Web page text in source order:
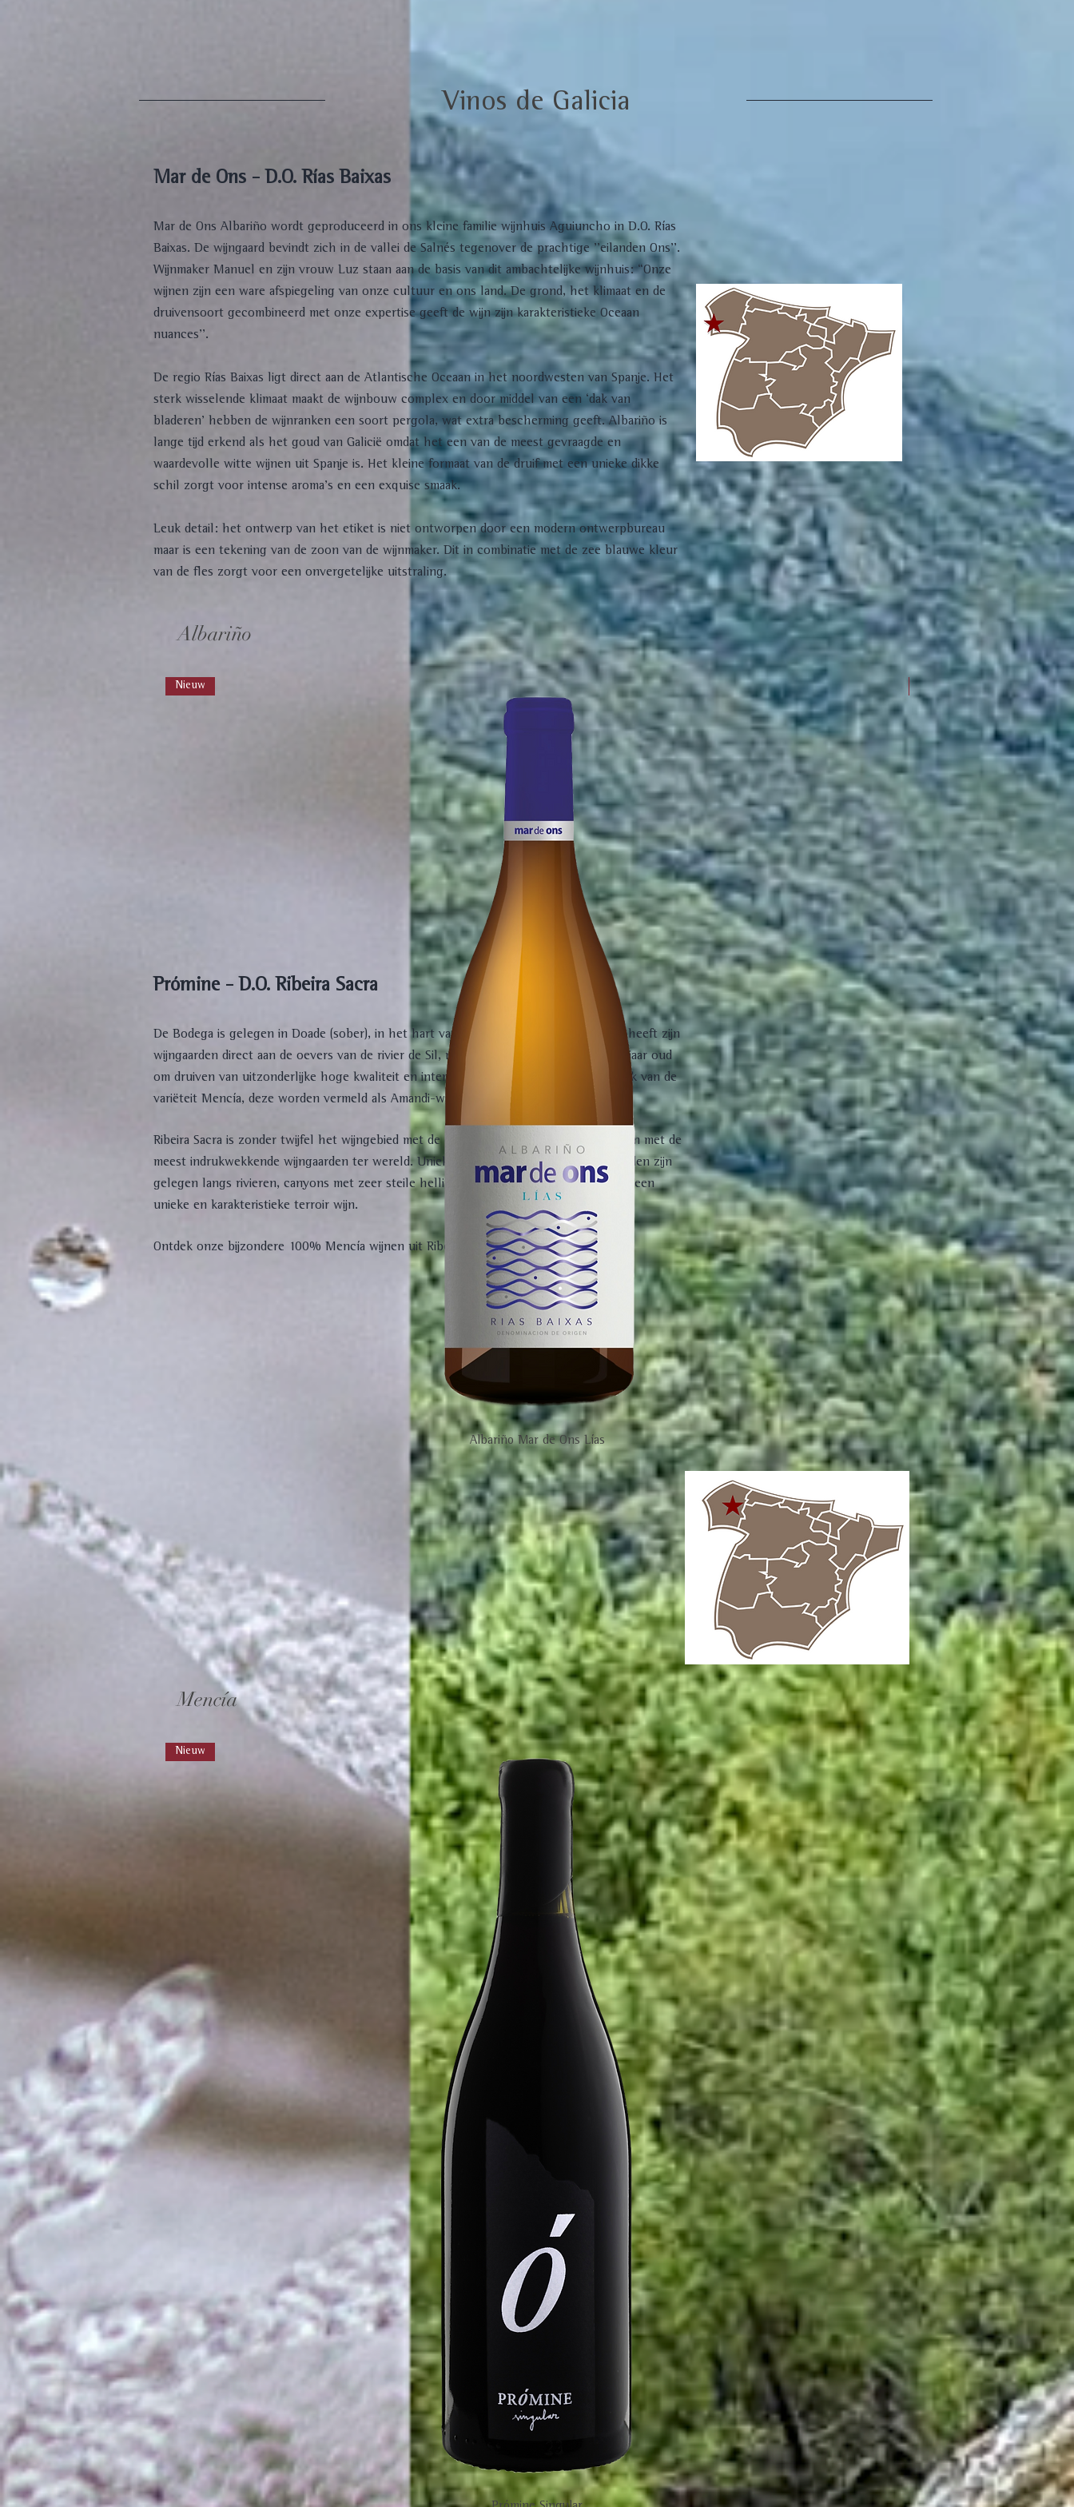
Vinos de Galicia
Mar de Ons - D.O. Rías Baixas
Mar de Ons Albariño wordt geproduceerd in ons kleine familie wijnhuis Aguiuncho in D.O. Rías
Baixas. De wijngaard bevindt zich in de vallei de Salnés tegenover de prachtige ''eilanden Ons''.
Wijnmaker Manuel en zijn vrouw Luz staan aan de basis van dit ambachtelijke wijnhuis: “Onze
wijnen zijn een ware afspiegeling van onze cultuur en ons land. De grond, het klimaat en de
druivensoort gecombineerd met onze expertise geeft de wijn zijn karakteristieke Oceaan
nuances''.
De regio Rías Baixas ligt direct aan de Atlantische Oceaan in het noordwesten van Spanje. Het
sterk wisselende klimaat maakt de wijnbouw complex en door middel van een ‘dak van
bladeren’ hebben de wijnranken een soort pergola, wat extra bescherming geeft. Albariño is
lange tijd erkend als het goud van Galicië omdat het een van de meest gevraagde en
waardevolle witte wijnen uit Spanje is. Het kleine formaat van de druif met een unieke dikke
schil zorgt voor intense aroma’s en een exquise smaak.
Leuk detail: het ontwerp van het etiket is niet ontworpen door een modern ontwerpbureau
maar is een tekening van de zoon van de wijnmaker. Dit in combinatie met de zee blauwe kleur
van de fles zorgt voor een onvergetelijke uitstraling.
Prómine - D.O. Ribeira Sacra
De Bodega is gelegen in Doade (sober), in het hart van de Ribeira Sacra. Ons wijnhuis heeft zijn
wijngaarden direct aan de oevers van de rivier de Sil, met wijnranken van meer dan 30 jaar oud
om druiven van uitzonderlijke hoge kwaliteit en intensiteit te produceren. Voornamelijk van de
variëteit Mencía, deze worden vermeld als Amandi-wijnen.
Ribeira Sacra is zonder twijfel het wijngebied met de grootste uitdagingen van Spanje en met de
meest indrukwekkende wijngaarden ter wereld. Uniek in zijn soort doordat de wijngaarden zijn
gelegen langs rivieren, canyons met zeer steile hellingen. Deze factoren zorgen voor een
unieke en karakteristieke terroir wijn.
Ontdek onze bijzondere 100% Mencía wijnen uit Ribeira Sacra:
Mencía
Nieuw
Albariño
Nieuw
Albariño Mar de Ons Lías
Nieuw